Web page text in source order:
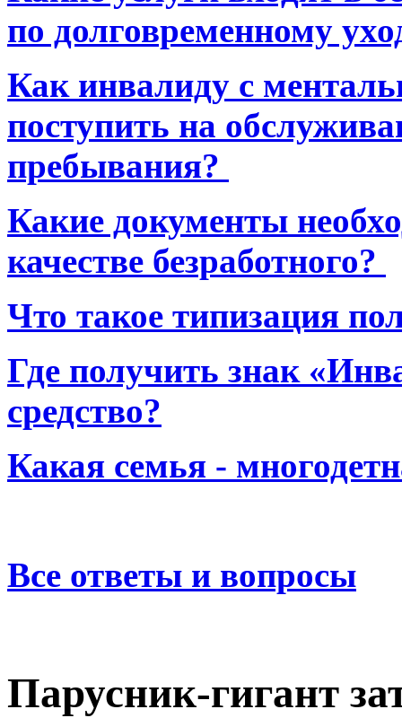
по долговременному
Как инвалиду с
поступить на
пребывания?
Какие документы
качестве безработного?
Что такое типизация
Где получить знак
средство?
Какая семья -
Все ответы и вопросы
Парусник-гигант